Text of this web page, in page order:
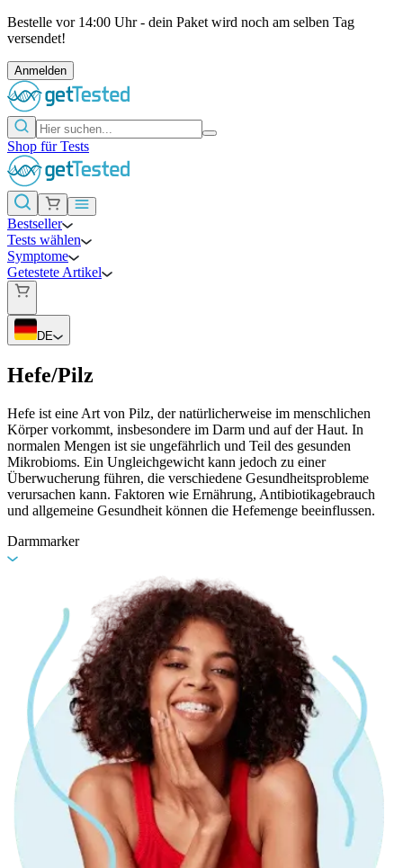
Bestelle vor 14:00 Uhr - dein Paket wird noch am selben Tag
versendet!
Anmelden
Shop für Tests
Bestseller
Tests wählen
Symptome
Getestete Artikel
DE
Hefe/Pilz
Hefe ist eine Art von Pilz, der natürlicherweise im menschlichen
Körper vorkommt, insbesondere im Darm und auf der Haut. In
normalen Mengen ist sie ungefährlich und Teil des gesunden
Mikrobioms. Ein Ungleichgewicht kann jedoch zu einer
Überwucherung führen, die verschiedene Gesundheitsprobleme
verursachen kann. Faktoren wie Ernährung, Antibiotikagebrauch
und allgemeine Gesundheit können die Hefemenge beeinflussen.
Darmmarker